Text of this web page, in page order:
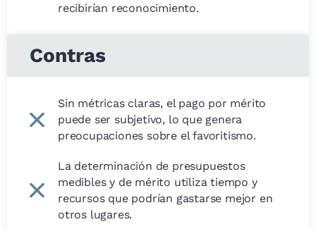
recibirían reconocimiento.
Contras
Sin métricas claras, el pago por mérito
puede ser subjetivo, lo que genera
preocupaciones sobre el favoritismo.
La determinación de presupuestos
medibles y de mérito utiliza tiempo y
recursos que podrían gastarse mejor en
otros lugares.